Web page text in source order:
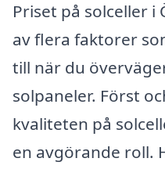
Priset på solceller i
av flera faktorer
till när du
solpaneler. Först
kvaliteten på
en avgörande roll.